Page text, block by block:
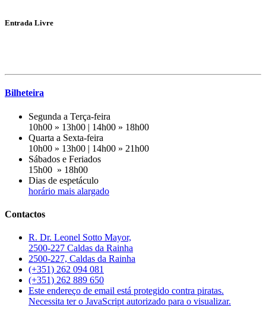
Entrada Livre
Bilheteira
Segunda a Terça-feira
10h00 » 13h00 | 14h00 » 18h00
Quarta a Sexta-feira
10h00 » 13h00 | 14h00 » 21h00
Sábados e Feriados
15h00 » 18h00
Dias de espetáculo
horário mais alargado
Contactos
R. Dr. Leonel Sotto Mayor,
2500-227 Caldas da Rainha
2500-227, Caldas da Rainha
(+351) 262 094 081
(+351) 262 889 650
Este endereço de email está protegido contra piratas.
Necessita ter o JavaScript autorizado para o visualizar.